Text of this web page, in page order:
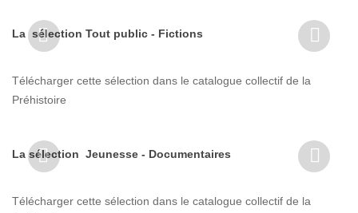
La sélection Tout public - Fictions
Télécharger cette sélection dans le catalogue collectif de la
Préhistoire
La sélection Jeunesse - Documentaires
Télécharger cette sélection dans le catalogue collectif de la